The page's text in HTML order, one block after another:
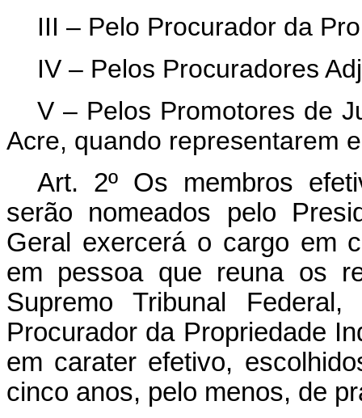
III – Pelo Procurador da
IV – Pelos Procuradores
V – Pelos Promotores de
Acre, quando representarem
Art. 2º Os membros
serão nomeados pelo
Geral exercerá o cargo em
em pessoa que reuna os
Supremo Tribunal
Procurador da Propriedade
em carater efetivo,
cinco anos, pelo menos, de